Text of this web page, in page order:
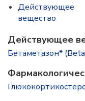
Действующее
вещество
Действующее
Бетаметазон*